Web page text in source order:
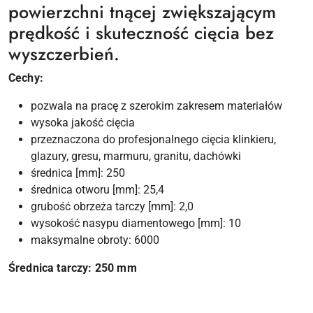
powierzchni tnącej zwiększającym
prędkość i skuteczność cięcia bez
wyszczerbień.
Cechy:
pozwala na pracę z szerokim zakresem materiałów
wysoka jakość cięcia
przeznaczona do profesjonalnego cięcia klinkieru,
glazury, gresu, marmuru, granitu, dachówki
średnica [mm]: 250
średnica otworu [mm]: 25,4
grubość obrzeża tarczy [mm]: 2,0
wysokość nasypu diamentowego [mm]: 10
maksymalne obroty: 6000
Średnica tarczy: 250 mm